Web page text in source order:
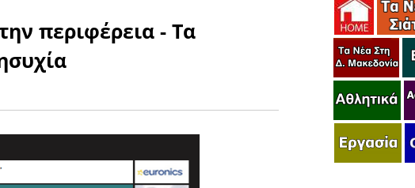
περιφέρεια - Τα